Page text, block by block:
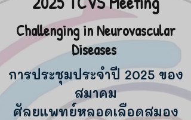
Challenging in Neurovascular
Diseases
การประชุมประจำปี 2025 ของ
สมาคม
ศัลยแพทย์หลอดเลือดสมอง